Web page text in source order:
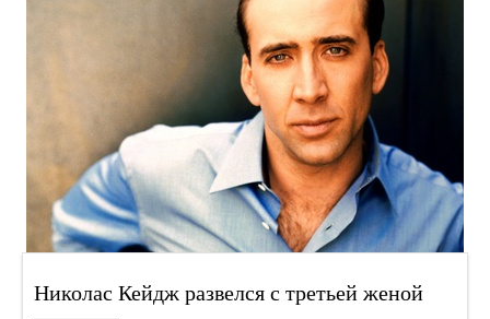
Николас Кейдж развелся с третьей женой